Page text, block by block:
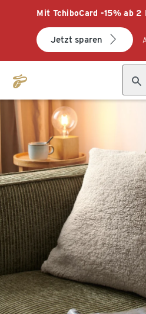
Mit TchiboCard -15% ab
Jetzt sparen